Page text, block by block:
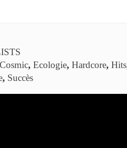
Cosmic, Ecologie, Hardcore, Hits
, Succès